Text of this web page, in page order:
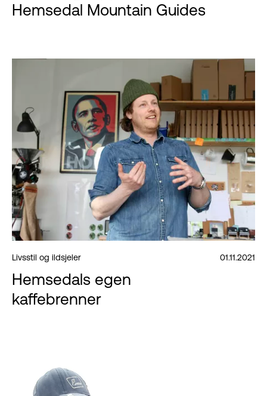
Hemsedal Mountain Guides
Livsstil og ildsjeler 01.11.2021
Hemsedals egen
kaffebrenner